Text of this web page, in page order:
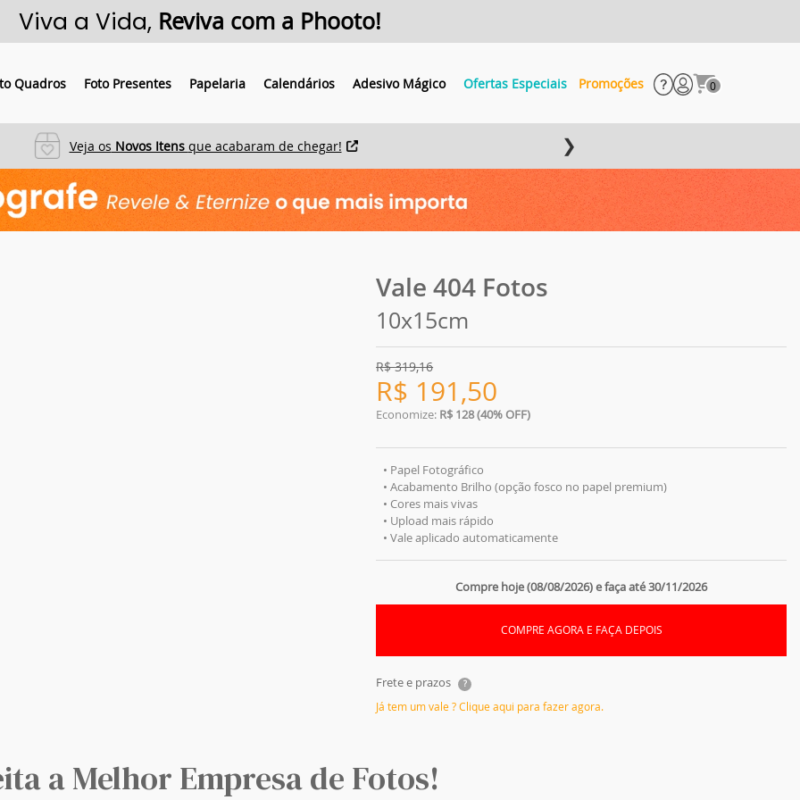
Viva a Vida, Reviva com a Phooto!
Quadros Foto Presentes Papelaria Calendários Adesivo Mágico Ofertas Especiais Promoções 0
Veja os Novos Itens que acabaram de chegar! ❯
Vale 404 Fotos
10x15cm
R$319,16
R$ 191,50
Economize: R$ 128 (40% OFF)
• Papel Fotográfico
• Acabamento Brilho (opção fosco no papel premium)
• Cores mais vivas
• Upload mais rápido
• Vale aplicado automaticamente
Compre hoje (08/08/2026) e faça até 30/11/2026
COMPRE AGORA E FAÇA DEPOIS
Frete e prazos ?
Já tem um vale ? Clique aqui para fazer agora.
a Melhor Empresa de Fotos!